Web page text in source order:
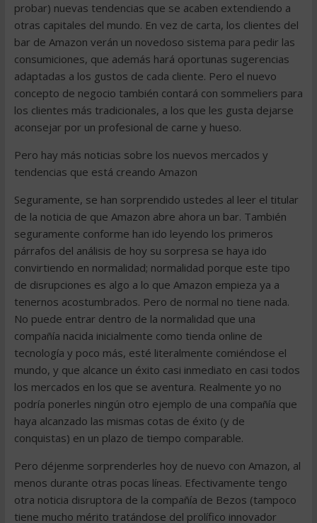
probar) nuevas tendencias que se acaben extendiendo a
otras capitales del mundo. En vez de carta, los clientes del
bar de Amazon verán un novedoso sistema para pedir las
consumiciones, que además hará oportunas sugerencias
adaptadas a los gustos de cada cliente. Pero el nuevo
concepto de negocio también contará con sommeliers para
los clientes más tradicionales, a los que les gusta dejarse
aconsejar por un profesional de carne y hueso.
Pero hay más noticias sobre los nuevos mercados y
tendencias que está creando Amazon
Seguramente, se han sorprendido ustedes al leer el titular
de la noticia de que Amazon abre ahora un bar. También
seguramente conforme han ido leyendo los primeros
párrafos del análisis de hoy su sorpresa se haya ido
convirtiendo en normalidad; normalidad porque este tipo
de disrupciones es algo a lo que Amazon empieza ya a
tenernos acostumbrados. Pero de normal no tiene nada.
No puede entrar dentro de la normalidad que una
compañía nacida inicialmente como tienda online de
tecnología y poco más, esté literalmente comiéndose el
mundo, y que alcance un éxito casi inmediato en casi todos
los mercados en los que se aventura. Realmente yo no
podría ponerles ningún otro ejemplo de una compañía que
haya alcanzado las mismas cotas de éxito (y de
conquistas) en un plazo de tiempo comparable.
Pero déjenme sorprenderles hoy de nuevo con Amazon, al
menos durante otras pocas líneas. Efectivamente tengo
otra noticia disruptora de la compañía de Bezos (tampoco
tiene mucho mérito tratándose del prolífico innovador